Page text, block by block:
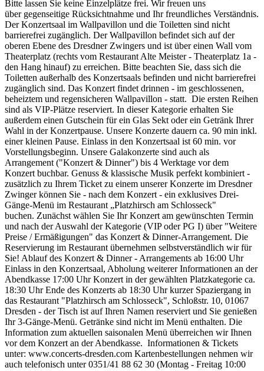
Bitte lassen Sie keine Einzelplätze frei. Wir freuen uns
über gegenseitige Rücksichtnahme und Ihr freundliches Verständnis.
Der Konzertsaal im Wallpavillon und die Toiletten sind nicht
barrierefrei zugänglich. Der Wallpavillon befindet sich auf der
oberen Ebene des Dresdner Zwingers und ist über einen Wall vom
Theaterplatz (rechts vom Restaurant Alte Meister - Theaterplatz 1a -
den Hang hinauf) zu erreichen. Bitte beachten Sie, dass sich die
Toiletten außerhalb des Konzertsaals befinden und nicht barrierefrei
zugänglich sind. Das Konzert findet drinnen - im geschlossenen,
beheiztem und regensicheren Wallpavillon - statt. Die ersten Reihen
sind als VIP-Plätze reserviert. In dieser Kategorie erhalten Sie
außerdem einen Gutschein für ein Glas Sekt oder ein Getränk Ihrer
Wahl in der Konzertpause. Unsere Konzerte dauern ca. 90 min inkl.
einer kleinen Pause. Einlass in den Konzertsaal ist 60 min. vor
Vorstellungsbeginn. Unsere Galakonzerte sind auch als
Arrangement ("Konzert & Dinner") bis 4 Werktage vor dem
Konzert buchbar. Genuss & klassische Musik perfekt kombiniert -
zusätzlich zu Ihrem Ticket zu einem unserer Konzerte im Dresdner
Zwinger können Sie - nach dem Konzert - ein exklusives Drei-
Gänge-Menü im Restaurant „Platzhirsch am Schlosseck"
buchen. Zunächst wählen Sie Ihr Konzert am gewünschten Termin
und nach der Auswahl der Kategorie (VIP oder PG I) über "Weitere
Preise / Ermäßigungen" das Konzert & Dinner-Arrangement. Die
Reservierung im Restaurant übernehmen selbstverständlich wir für
Sie! Ablauf des Konzert & Dinner - Arrangements ab 16:00 Uhr
Einlass in den Konzertsaal, Abholung weiterer Informationen an der
Abendkasse 17:00 Uhr Konzert in der gewählten Platzkategorie ca.
18:30 Uhr Ende des Konzerts ab 18:30 Uhr kurzer Spaziergang in
das Restaurant "Platzhirsch am Schlosseck", Schloßstr. 10, 01067
Dresden - der Tisch ist auf Ihren Namen reserviert und Sie genießen
Ihr 3-Gänge-Menü. Getränke sind nicht im Menü enthalten. Die
Information zum aktuellen saisonalen Menü überreichen wir Ihnen
vor dem Konzert an der Abendkasse. Informationen & Tickets
unter: www.concerts-dresden.com Kartenbestellungen nehmen wir
auch telefonisch unter 0351/41 88 62 30 (Montag - Freitag 10:00